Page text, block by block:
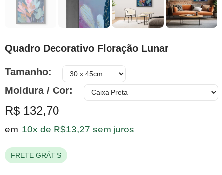
Quadro Decorativo Floração Lunar
Tamanho
Moldura / Cor
R$ 132,70
em 10x de R$13,27 sem juros
FRETE GRÁTIS